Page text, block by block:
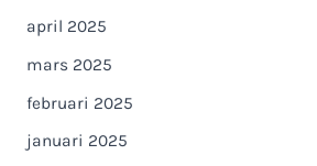
april 2025
mars 2025
februari 2025
januari 2025